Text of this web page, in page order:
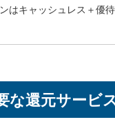
はキャッシュレス＋優
な還元サービ